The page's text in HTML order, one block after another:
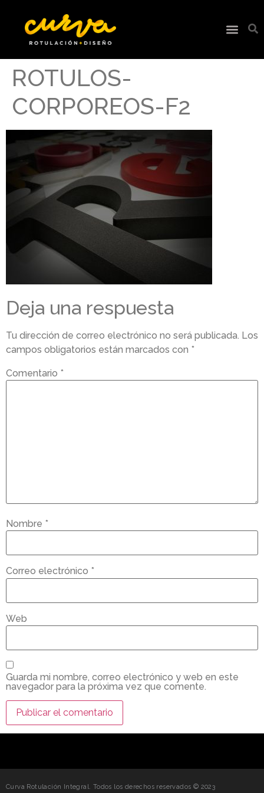
ROTULOS-
CORPOREOS-F2
Deja una respuesta
Tu dirección de correo electrónico no será publicada. Los
campos obligatorios están marcados con *
Comentario *
Nombre *
Correo electrónico *
Web
Guarda mi nombre, correo electrónico y web en este
navegador para la próxima vez que comente.
Curva Rotulación Integral. Todos los derechos reservados © 2023